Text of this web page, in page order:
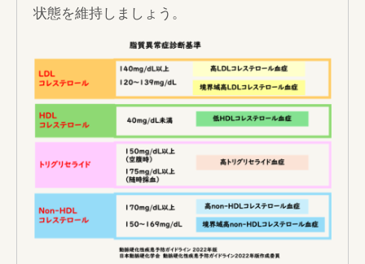
状態を維持しましょう。